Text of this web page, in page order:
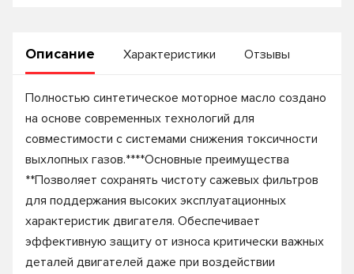
Описание Характеристики Отзывы
Полностью синтетическое моторное масло создано
на основе современных технологий для
совместимости с системами снижения токсичности
выхлопных газов.****Основные преимущества
**Позволяет сохранять чистоту сажевых фильтров
для поддержания высоких эксплуатационных
характеристик двигателя. Обеспечивает
эффективную защиту от износа критически важных
деталей двигателей даже при воздействии